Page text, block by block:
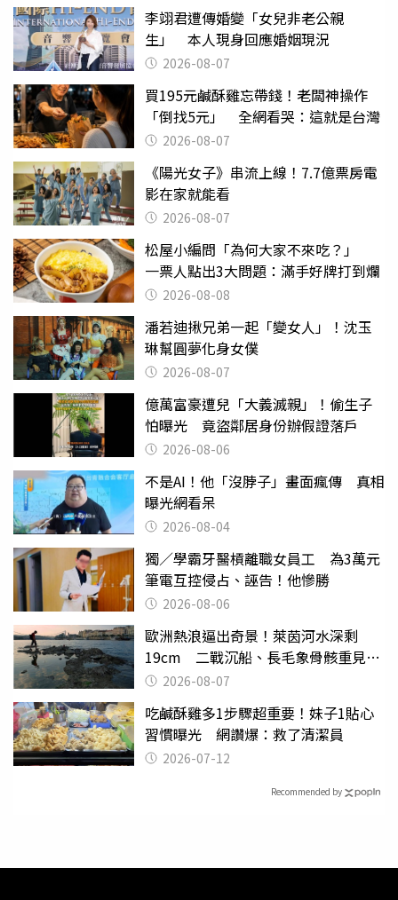
李翊君遭傳婚變「女兒非老公親
生」 本人現身回應婚姻現況
2026-08-07
買195元鹹酥雞忘帶錢！老闆神操作
「倒找5元」 全網看哭：這就是台灣
2026-08-07
《陽光女子》串流上線！7.7億票房電
影在家就能看
2026-08-07
松屋小編問「為何大家不來吃？」
一票人點出3大問題：滿手好牌打到爛
2026-08-08
潘若迪揪兄弟一起「變女人」！沈玉
琳幫圓夢化身女僕
2026-08-07
億萬富豪遭兒「大義滅親」！偷生子
怕曝光 竟盜鄰居身份辦假證落戶
2026-08-06
不是AI！他「沒脖子」畫面瘋傳 真相
曝光網看呆
2026-08-04
獨／學霸牙醫槓離職女員工 為3萬元
筆電互控侵占、誣告！他慘勝
2026-08-06
歐洲熱浪逼出奇景！萊茵河水深剩
19cm 二戰沉船、長毛象骨骸重見天
日 2026-08-07
吃鹹酥雞多1步驟超重要！妹子1貼心
習慣曝光 網讚爆：救了清潔員
2026-07-12
Recommended by